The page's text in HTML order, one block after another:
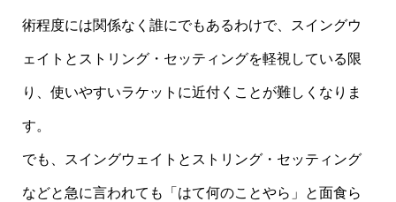
術程度には関係なく誰にでもあるわけで、スイングウ
ェイトとストリング・セッティングを軽視している限
り、使いやすいラケットに近付くことが難しくなりま
す。
でも、スイングウェイトとストリング・セッティング
などと急に言われても「はて何のことやら」と面食ら